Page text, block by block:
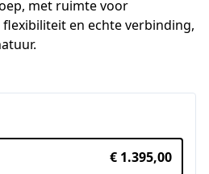
met ruimte voor
en echte verbinding,
€ 1.395,00